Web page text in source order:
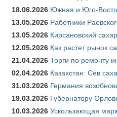
18.06.2026 Южная и Юго-
13.05.2026 Работники
13.05.2026 Кирсановский
12.05.2026 Как растет рынок
21.04.2026 Торги по ремонту
02.04.2026 Казахстан: Сев
31.03.2026 Германия
19.03.2026 Губернатору
10.03.2026 Ускользающая